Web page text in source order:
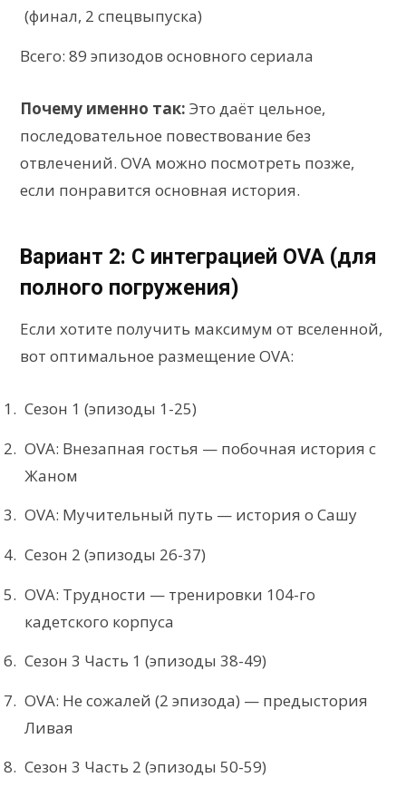
(финал, 2 спецвыпуска)
Всего: 89 эпизодов основного сериала
Почему именно так: Это даёт цельное,
последовательное повествование без
отвлечений. OVA можно посмотреть позже,
если понравится основная история.
Вариант 2: С интеграцией OVA (для
полного погружения)
Если хотите получить максимум от вселенной,
вот оптимальное размещение OVA:
Сезон 1 (эпизоды 1-25)
OVA: Внезапная гостья — побочная история с
Жаном
OVA: Мучительный путь — история о Сашу
Сезон 2 (эпизоды 26-37)
OVA: Трудности — тренировки 104-го
кадетского корпуса
Сезон 3 Часть 1 (эпизоды 38-49)
OVA: Не сожалей (2 эпизода) — предыстория
Ливая
Сезон 3 Часть 2 (эпизоды 50-59)